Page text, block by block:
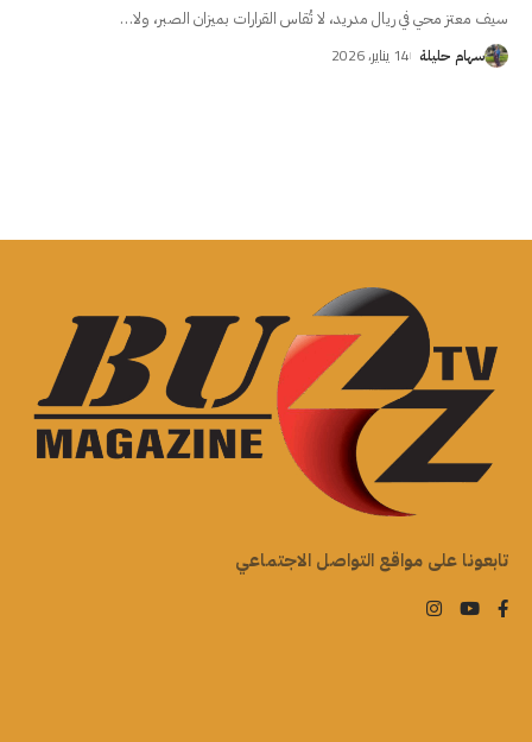
سيف معتز محي في ريال مدريد، لا تُقاس القرارات بميزان الصبر، ولا…
سهام حليلة 14 يناير، 2026
تابعونا على مواقع التواصل الاجتماعي